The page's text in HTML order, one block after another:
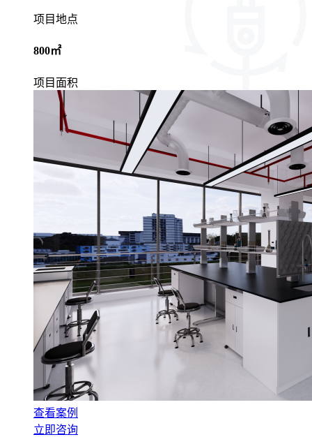
项目地点
800㎡
项目面积
查看案例
立即咨询